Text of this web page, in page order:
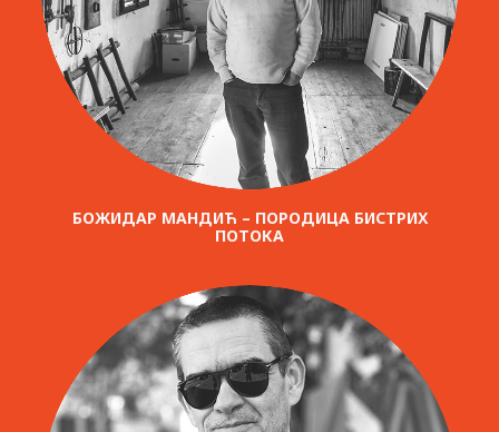
БОЖИДАР МАНДИЋ – ПОРОДИЦА БИСТРИХ
ПОТОКА